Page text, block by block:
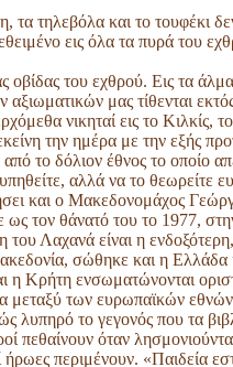
τηλεβόλα και το τουφέκι
εις όλα τα πυρά του
οβίδας του εχθρού. Εις τα
αξιωματικών μας τίθενται
νικηταί εις το Κιλκίς,
την ημέρα με την εξής
το δόλιον έθνος το οποίο
αλλά να το θεωρείτε
και ο Μακεδονομάχος
τον θάνατό του το 1977,
Λαχανά είναι η
σώθηκε και η
Κρήτη ενσωματώνονται
μεταξύ των ευρωπαϊκών
λυπηρό το γεγονός που τα
πεθαίνουν όταν
περιμένουν. «Παιδεία